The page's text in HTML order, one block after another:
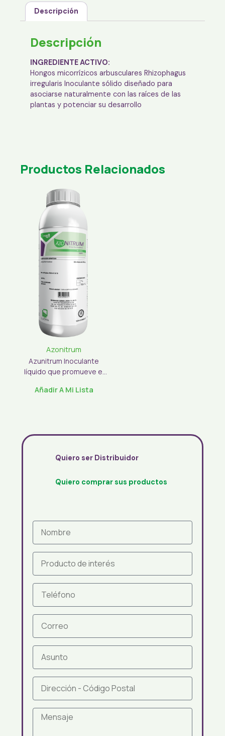
Descripción
Descripción
INGREDIENTE ACTIVO:
Hongos micorrízicos arbusculares Rhizophagus
irregularis Inoculante sólido diseñado para
asociarse naturalmente con las raíces de las
plantas y potenciar su desarrollo
Productos Relacionados
Azonitrum
Azunitrum Inoculante
líquido que promueve el
y fija nitrógeno. Mejora...
Añadir A Mi Lista
Quiero ser Distribuidor
Quiero comprar sus productos